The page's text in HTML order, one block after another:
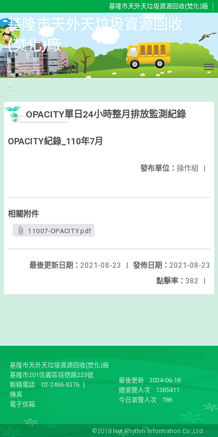
基隆市天外天垃圾資源回收(焚化)廠
基隆市天外天垃圾資源回收
(焚化)廠
:::
OPACITY單日24小時整月排放監測紀錄
OPACITY紀錄_110年7月
發布單位： 操作組 |
相關附件
11007-OPACITY.pdf
發佈日期： 2021-08-23
最後更新日期： 2021-08-23
|
點擊率： 382 |
基隆市天外天垃圾資源回收(焚化)廠
基隆市201信義區培德路223號
聯絡電話
02-2466-8376 |
傳真
電子信箱
最後更新
2024-06-18
總瀏覽人次
1385411
今日瀏覽人次
786
©2018 Net Rhythm Information Co.,Ltd.